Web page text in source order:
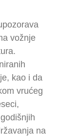
vožnje
kao i da
vrućeg
na